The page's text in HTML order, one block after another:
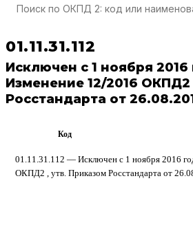
01.11.31.112
Исключен с 1 ноября 2016
Изменение 12/2016
Росстандарта от
Код
01.11.31.112 — Исключен с 1 ноября 2016
ОКПД2 , утв. Приказом Росстандарта от